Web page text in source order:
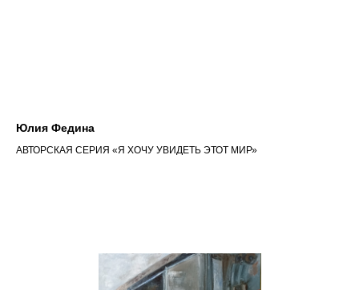
Юлия Федина
АВТОРСКАЯ СЕРИЯ «Я ХОЧУ УВИДЕТЬ ЭТОТ МИР»